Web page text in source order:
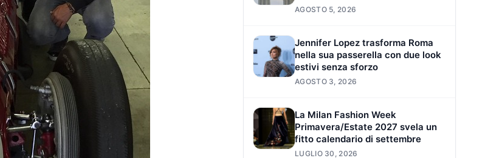
AGOSTO 5, 2026
Jennifer Lopez trasforma Roma
nella sua passerella con due look
estivi senza sforzo
AGOSTO 3, 2026
La Milan Fashion Week
Primavera/Estate 2027 svela un
fitto calendario di settembre
LUGLIO 30, 2026